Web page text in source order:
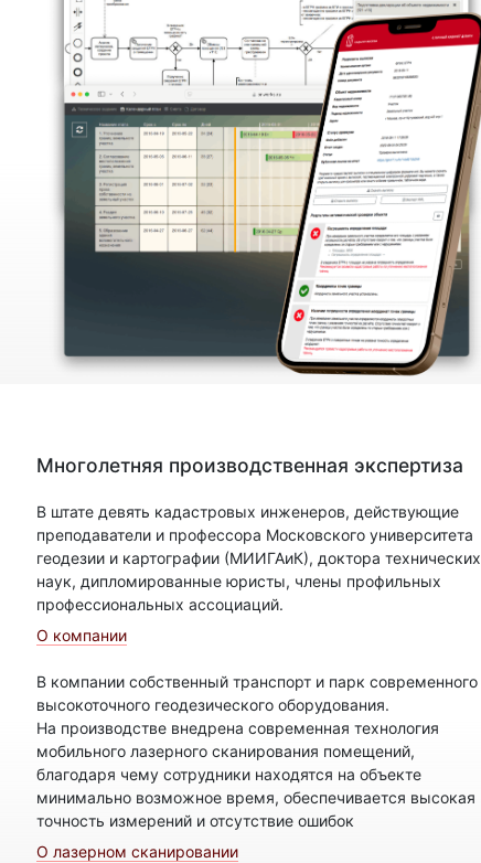
Многолетняя производственная экспертиза
В штате девять кадастровых инженеров, действующие
преподаватели и профессора Московского университета
геодезии и картографии (МИИГАиК), доктора технических
наук, дипломированные юристы, члены профильных
профессиональных ассоциаций.
О компании
В компании собственный транспорт и парк современного
высокоточного геодезического оборудования.
На производстве внедрена современная технология
мобильного лазерного сканирования помещений,
благодаря чему сотрудники находятся на объекте
минимально возможное время, обеспечивается высокая
точность измерений и отсутствие ошибок
О лазерном сканировании